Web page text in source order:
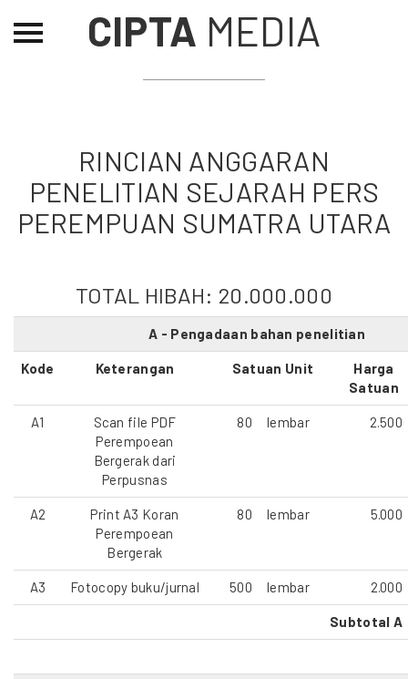
Beranda
Sekolah Pemikiran
Etalase
CIPTA MEDIA
RINCIAN ANGGARAN
PENELITIAN SEJARAH PERS
PEREMPUAN SUMATRA UTARA
TOTAL HIBAH: 20.000.000
A - Pengadaan bahan penelitian
Kode Keterangan Satuan Unit
Harga
Satuan
A1
Scan file PDF
Perempoean
Bergerak dari
Perpusnas
80 lembar 2.500
A2
Print A3 Koran
Perempoean
Bergerak
80 lembar 5.000
A3 Fotocopy buku/jurnal 500 lembar 2.000
Subtotal A